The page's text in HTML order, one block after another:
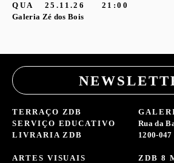
QUA 25.11.26
21:00
Galeria Zé dos Bois
TERRAÇO ZDB
SERVIÇO EDUCATIVO
LIVRARIA ZDB
ARTES VISUAIS
Rua da
1200-
ZDB 8